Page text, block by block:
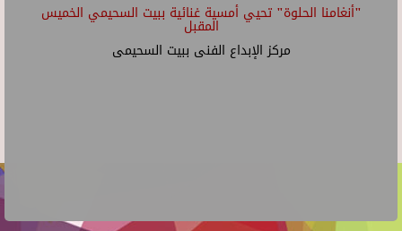
"أنغامنا الحلوة" تحيي أمسية غنائية ببيت السحيمي الخميس
المقبل
مركز الإبداع الفنى ببيت السحيمى